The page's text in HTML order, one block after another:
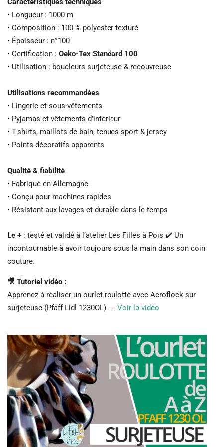
Caractéristiques techniques
• Longueur : 1000 m
• Composition : 100 % polyester texturé
• Épaisseur : n°100
• Certification : Oeko-Tex Standard 100
• Utilisation : boucleurs surjeteuse & recouvreuse
Utilisations recommandées
• Lingerie et sous-vêtements
• Pyjamas et vêtements d’intérieur
• T-shirts, maillots de bain, tenues sport & jersey
• Points décoratifs apparents
Qualité & fiabilité
• Fabriqué en Allemagne
• Conçu pour machines rapides
• Résistant aux lavages et durable dans le temps
Le + : testé et validé à l’atelier Les Filles à Pois ✔️ Un
incontournable à avoir toujours sous la main dans son coin
couture.
🎥 Tutoriel vidéo :
Apprenez à réaliser un ourlet roulotté avec Aeroflock sur
surjeteuse (Pfaff Lidl 1230OL) → Voir la vidéo